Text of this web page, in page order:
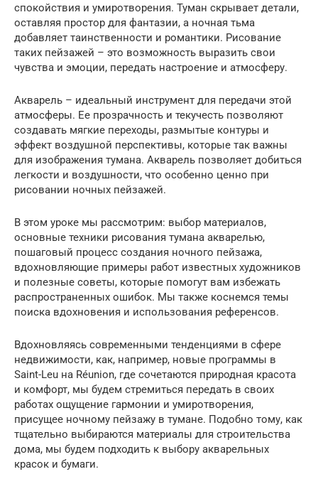
спокойствия и умиротворения. Туман скрывает детали,
оставляя простор для фантазии, а ночная тьма
добавляет таинственности и романтики. Рисование
таких пейзажей – это возможность выразить свои
чувства и эмоции, передать настроение и атмосферу.
Акварель – идеальный инструмент для передачи этой
атмосферы. Ее прозрачность и текучесть позволяют
создавать мягкие переходы, размытые контуры и
эффект воздушной перспективы, которые так важны
для изображения тумана. Акварель позволяет добиться
легкости и воздушности, что особенно ценно при
рисовании ночных пейзажей.
В этом уроке мы рассмотрим: выбор материалов,
основные техники рисования тумана акварелью,
пошаговый процесс создания ночного пейзажа,
вдохновляющие примеры работ известных художников
и полезные советы, которые помогут вам избежать
распространенных ошибок. Мы также коснемся темы
поиска вдохновения и использования референсов.
Вдохновляясь современными тенденциями в сфере
недвижимости, как, например, новые программы в
Saint-Leu на Réunion, где сочетаются природная красота
и комфорт, мы будем стремиться передать в своих
работах ощущение гармонии и умиротворения,
присущее ночному пейзажу в тумане. Подобно тому, как
тщательно выбираются материалы для строительства
дома, мы будем подходить к выбору акварельных
красок и бумаги.